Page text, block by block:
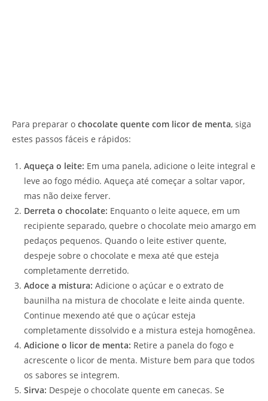
Para preparar o chocolate quente com licor de menta, siga
estes passos fáceis e rápidos:
Aqueça o leite: Em uma panela, adicione o leite integral e
leve ao fogo médio. Aqueça até começar a soltar vapor,
mas não deixe ferver.
Derreta o chocolate: Enquanto o leite aquece, em um
recipiente separado, quebre o chocolate meio amargo em
pedaços pequenos. Quando o leite estiver quente,
despeje sobre o chocolate e mexa até que esteja
completamente derretido.
Adoce a mistura: Adicione o açúcar e o extrato de
baunilha na mistura de chocolate e leite ainda quente.
Continue mexendo até que o açúcar esteja
completamente dissolvido e a mistura esteja homogênea.
Adicione o licor de menta: Retire a panela do fogo e
acrescente o licor de menta. Misture bem para que todos
os sabores se integrem.
Sirva: Despeje o chocolate quente em canecas. Se